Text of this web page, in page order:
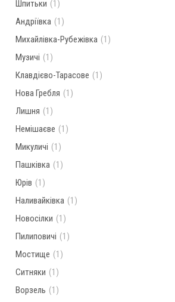
Шпитьки (1)
Андріївка (1)
Михайлівка-Рубежівка (1)
Музичі (1)
Клавдієво-Тарасове (1)
Нова Гребля (1)
Лишня (1)
Немішаєве (1)
Микуличі (1)
Пашківка (1)
Юрів (1)
Наливайківка (1)
Новосілки (1)
Пилиповичі (1)
Мостище (1)
Ситняки (1)
Ворзель (1)